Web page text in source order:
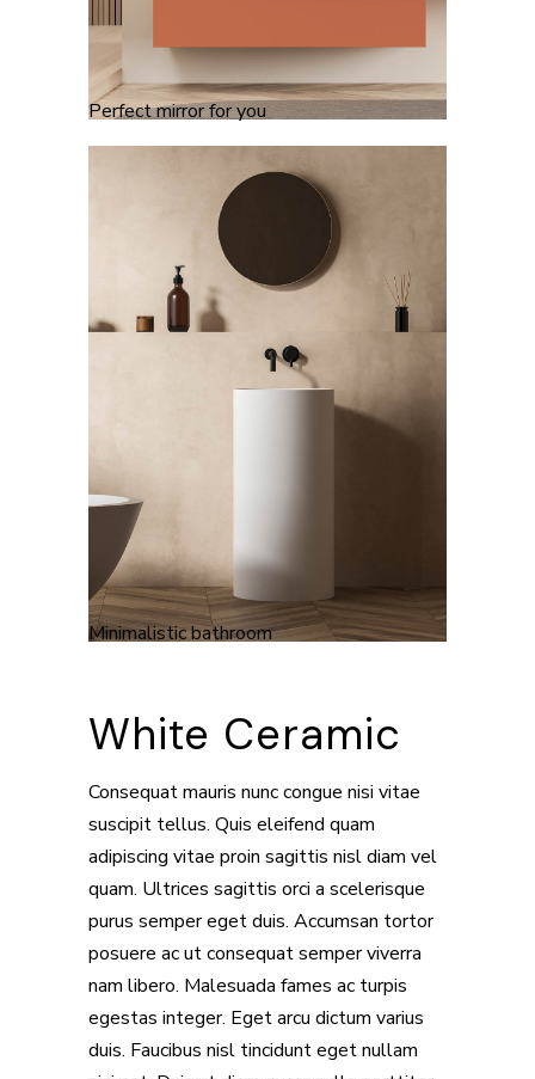
Perfect mirror for you
Minimalistic bathroom
White Ceramic
Consequat mauris nunc congue nisi vitae
suscipit tellus. Quis eleifend quam
adipiscing vitae proin sagittis nisl diam vel
quam. Ultrices sagittis orci a scelerisque
purus semper eget duis. Accumsan tortor
posuere ac ut consequat semper viverra
nam libero. Malesuada fames ac turpis
egestas integer. Eget arcu dictum varius
duis. Faucibus nisl tincidunt eget nullam